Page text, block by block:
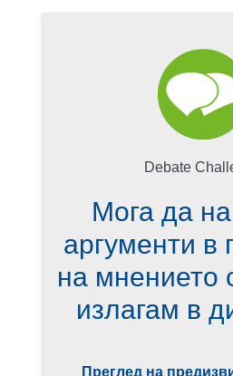
Debate
Мога да
аргументи в
на мнението
излагам в
Преглед на